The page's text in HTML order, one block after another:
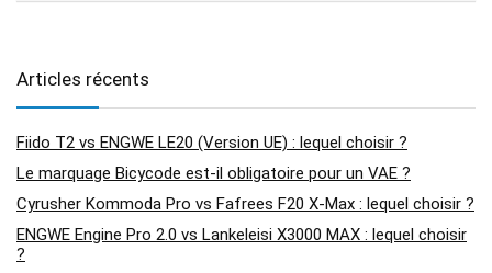
Articles récents
Fiido T2 vs ENGWE LE20 (Version UE) : lequel choisir ?
Le marquage Bicycode est-il obligatoire pour un VAE ?
Cyrusher Kommoda Pro vs Fafrees F20 X-Max : lequel choisir ?
ENGWE Engine Pro 2.0 vs Lankeleisi X3000 MAX : lequel choisir
?